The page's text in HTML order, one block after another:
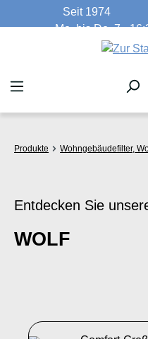
Zum Hauptinhalt springen
Seit 1974
Mo. bis Do. 7 -
Produkte Wohngebäudefilter,
Entdecken Sie
WOLF